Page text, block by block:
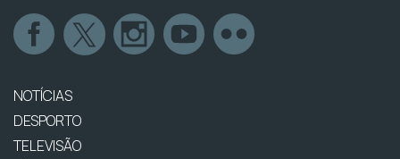
NOTÍCIAS
DESPORTO
TELEVISÃO